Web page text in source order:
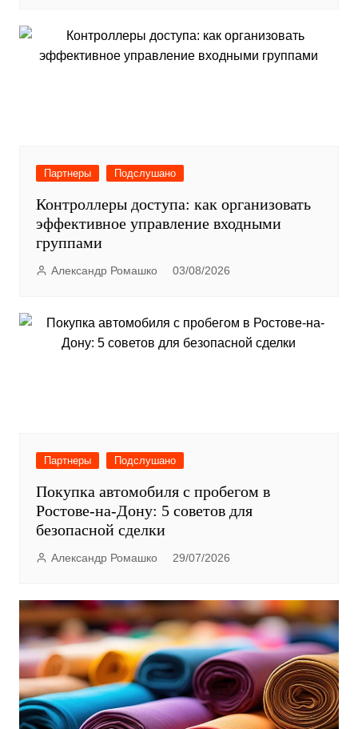
Партнеры Подслушано
Контроллеры доступа: как организовать
эффективное управление входными
группами
Александр Ромашко 03/08/2026
Партнеры Подслушано
Покупка автомобиля с пробегом в
Ростове-на-Дону: 5 советов для
безопасной сделки
Александр Ромашко 29/07/2026